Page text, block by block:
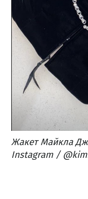
Жакет Майкла
Instagram /